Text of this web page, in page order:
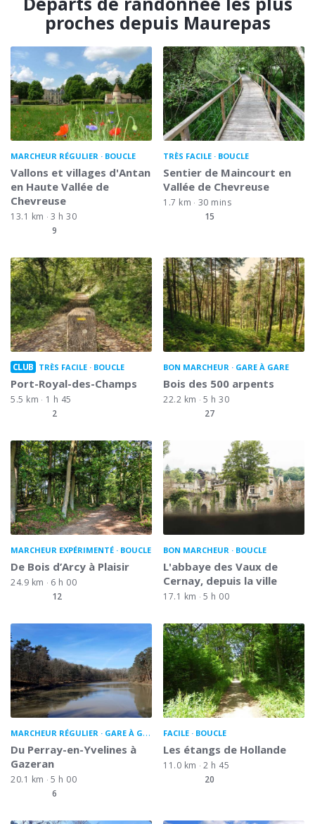
proches depuis Maurepas
MARCHEUR RÉGULIER BOUCLE
Vallons et villages d'Antan
en Haute Vallée de
Chevreuse
13.1 km
3 h 30
9
TRÈS FACILE BOUCLE
Sentier de Maincourt en
Vallée de Chevreuse
1.7 km
30 mins
15
CLUB TRÈS FACILE BOUCLE
Port-Royal-des-Champs
5.5 km
1 h 45
2
BON MARCHEUR GARE À GARE
Bois des 500 arpents
22.2 km
5 h 30
27
MARCHEUR EXPÉRIMENTÉ BOUCLE
De Bois d’Arcy à Plaisir
24.9 km
6 h 00
12
BON MARCHEUR BOUCLE
L'abbaye des Vaux de
Cernay, depuis la ville
17.1 km 5 h 00
MARCHEUR RÉGULIER GARE À GARE
Du Perray-en-Yvelines à
Gazeran
20.1 km
5 h 00
6
FACILE BOUCLE
Les étangs de Hollande
11.0 km
2 h 45
20